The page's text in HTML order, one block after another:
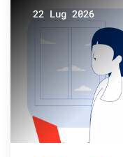
22 Lug 2026